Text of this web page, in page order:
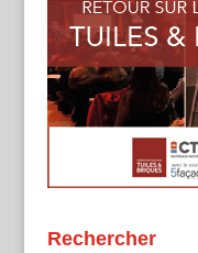
Rechercher